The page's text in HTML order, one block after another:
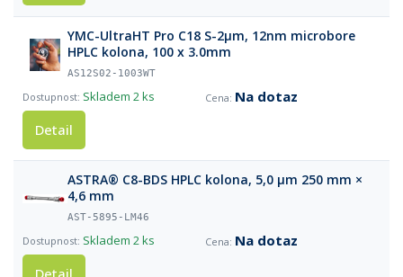
YMC-UltraHT Pro C18 S-2µm, 12nm microbore
HPLC kolona, 100 x 3.0mm
AS12S02-1003WT
Skladem 2 ks
Na dotaz
Detail
ASTRA® C8-BDS HPLC kolona, 5,0 µm 250 mm ×
4,6 mm
AST-5895-LM46
Skladem 2 ks
Na dotaz
Detail